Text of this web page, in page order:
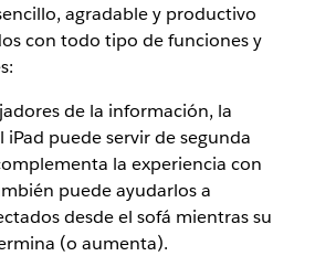
agradable y productivo
con todo tipo de funciones y
de la información, la
puede servir de segunda
la experiencia con
puede ayudarlos a
desde el sofá mientras su
(o aumenta).